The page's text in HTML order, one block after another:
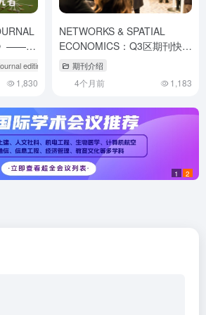
》——围
editing # american journal of epidemiology
1,830
NETWORKS & SPATIAL
ECONOMICS：Q3区期刊快速
了解期刊介绍
4个月前 1,183
1 2